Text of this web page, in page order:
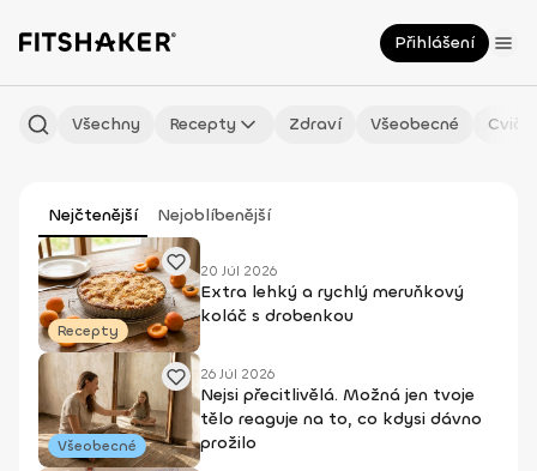
Přihlášení
Všechny Recepty Zdraví Všeobecné
Nejčtenější Nejoblíbenější
Recepty
20 Júl 2026
Extra lehký a rychlý meruňkový
koláč s drobenkou
Všeobecné
26 Júl 2026
Nejsi přecitlivělá. Možná jen tvoje
tělo reaguje na to, co kdysi dávno
prožilo